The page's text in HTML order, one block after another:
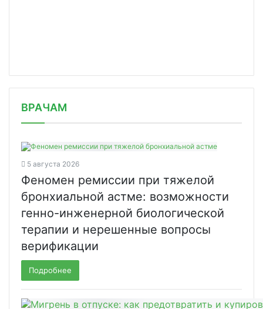
ВРАЧАМ
5 августа 2026
Феномен ремиссии при тяжелой
бронхиальной астме: возможности
генно-инженерной биологической
терапии и нерешенные вопросы
верификации
Подробнее